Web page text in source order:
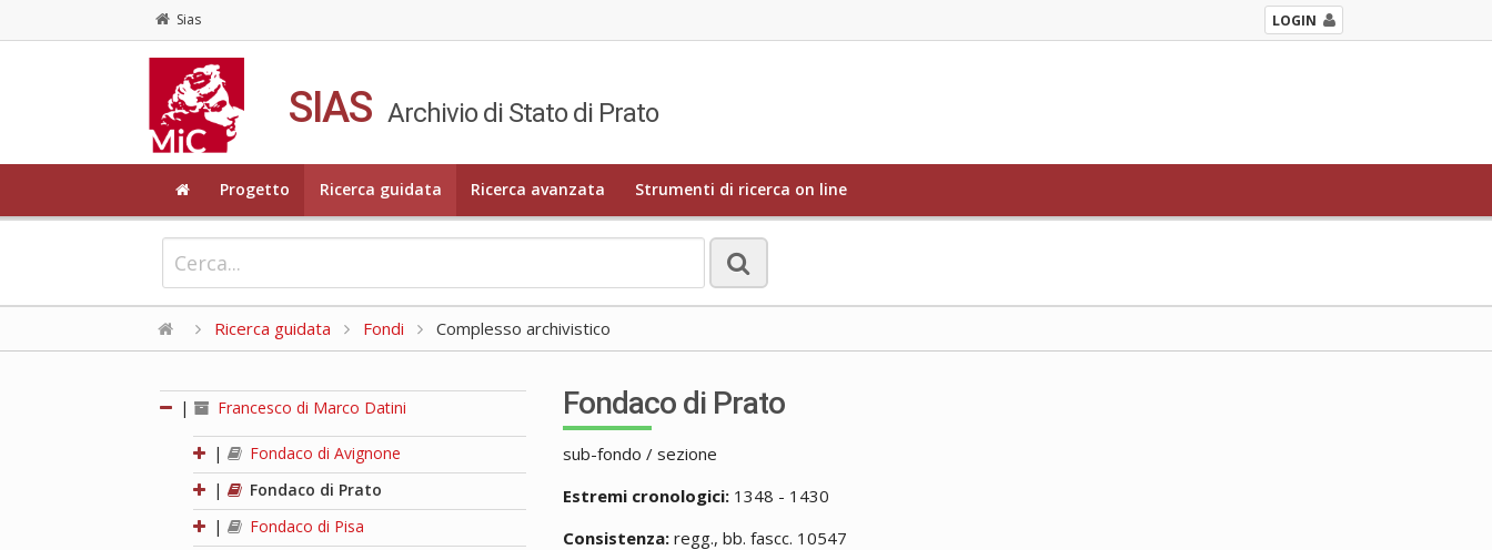
Sias LOGIN
SIAS Archivio di Stato di Prato
Progetto Ricerca guidata Ricerca avanzata Strumenti di ricerca on line
Ricerca guidata Fondi Complesso archivistico
| Francesco di Marco Datini
|
Fondaco di Avignone
|
Fondaco di Prato
|
Fondaco di Pisa
Fondaco di Prato
sub-fondo / sezione
Estremi cronologici: 1348 - 1430
Consistenza: regg., bb. fascc. 10547